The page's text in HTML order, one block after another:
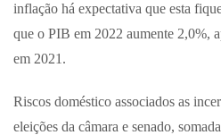
inflação há expectativa que esta
que o PIB em 2022 aumente 2,0%,
em 2021.
Riscos doméstico associados as
eleições da câmara e senado,